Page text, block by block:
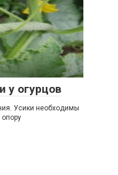
у огурцов
Усики необходимы